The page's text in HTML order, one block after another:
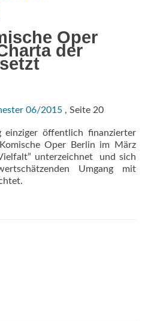
Oper
der
06/2015 , Seite 20
einziger öffentlich finanzierter
Oper Berlin im März
unterzeichnet  und sich
Umgang mit